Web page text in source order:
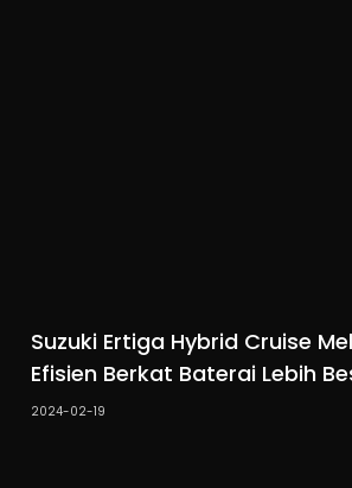
Suzuki Ertiga Hybrid Cruise
Efisien Berkat Baterai Lebih
2024-02-19